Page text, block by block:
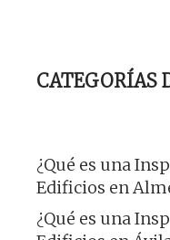
CATEGORÍAS
¿Qué es una
Edificios en
¿Qué es una